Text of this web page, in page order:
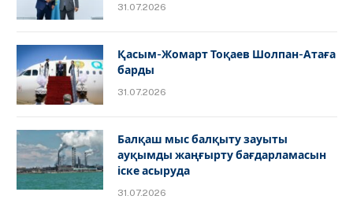
31.07.2026
Қасым-Жомарт Тоқаев Шолпан-Атаға
барды
31.07.2026
Балқаш мыс балқыту зауыты
ауқымды жаңғырту бағдарламасын
іске асыруда
31.07.2026